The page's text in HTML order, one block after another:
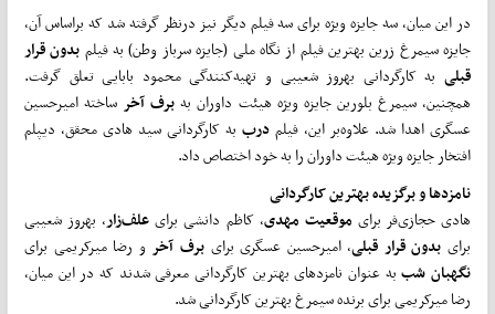
در این میان، سه جایزه ویژه برای سه فیلم دیگر نیز درنظر گرفته شد که براساس آن،
جایزه سیمرغ زرین بهترین فیلم از نگاه ملی (جایزه سرباز وطن) به فیلمبدونقرار
قبلیبه کارگردانی بهروز شعیبی و تهیه‌کنندگی محمود بابایی تعلق گرفت.
همچنین، سیمرغ بلورین جایزه ویژه هیئت داوران بهبرف آخرساخته امیرحسین
عسگری اهدا شد. علاوه‌بر این، فیلم درببه کارگردانی سید هادی محقق، دیپلم
افتخار جایزه ویژه هیئت داوران را به خود اختصاص داد.
نامزدها وبرگزیده بهترین کارگردانی
هادی حجازی‌فر برای موقعیت مهدی، کاظم دانشی برایعلف‌زار، بهروز شعیبی
برای بدون قرار قبلی، امیرحسین عسگری برای برف آخرو رضا میرکریمی برای
نگهبان شببه عنوان نامزدهای بهترین کارگردانی معرفی شدند که در این میان،
رضا میرکریمی برای برنده سیمرغ بهترین کارگردانی شد.